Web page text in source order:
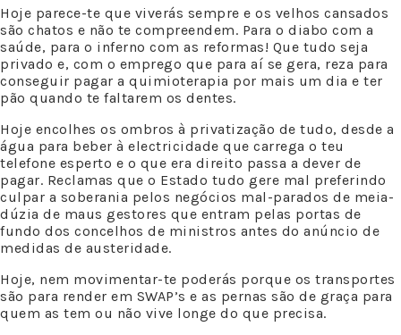
Hoje parece-te que viverás sempre e os velhos cansados
são chatos e não te compreendem. Para o diabo com a
saúde, para o inferno com as reformas! Que tudo seja
privado e, com o emprego que para aí se gera, reza para
conseguir pagar a quimioterapia por mais um dia e ter
pão quando te faltarem os dentes.
Hoje encolhes os ombros à privatização de tudo, desde a
água para beber à electricidade que carrega o teu
telefone esperto e o que era direito passa a dever de
pagar. Reclamas que o Estado tudo gere mal preferindo
culpar a soberania pelos negócios mal-parados de meia-
dúzia de maus gestores que entram pelas portas de
fundo dos concelhos de ministros antes do anúncio de
medidas de austeridade.
Hoje, nem movimentar-te poderás porque os transportes
são para render em SWAP’s e as pernas são de graça para
quem as tem ou não vive longe do que precisa.